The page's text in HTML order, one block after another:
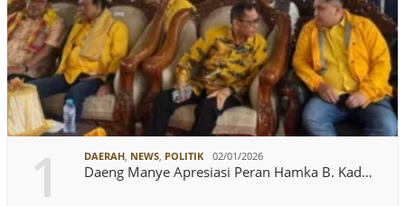
1 DAERAH, NEWS, POLITIK 02/01/2026
Daeng Manye Apresiasi Peran Hamka B. Kad…